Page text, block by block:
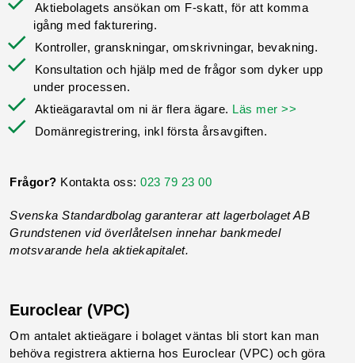
Aktiebolagets ansökan om F-skatt, för att komma
igång med fakturering.
Kontroller, granskningar, omskrivningar, bevakning.
Konsultation och hjälp med de frågor som dyker upp
under processen.
Aktieägaravtal om ni är flera ägare. Läs mer >>
Domänregistrering, inkl första årsavgiften.
Frågor? Kontakta oss: 023 79 23 00
Svenska Standardbolag garanterar att lagerbolaget AB
Grundstenen vid överlåtelsen innehar bankmedel
motsvarande hela aktiekapitalet.
Euroclear (VPC)
Om antalet aktieägare i bolaget väntas bli stort kan man
behöva registrera aktierna hos Euroclear (VPC) och göra